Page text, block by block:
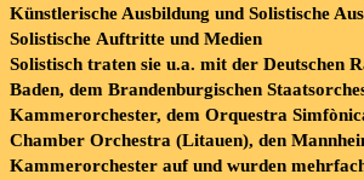
Künstlerische Ausbildung und Solistische
Solistische Auftritte und Medien
Solistisch traten sie u.a. mit der Deutschen
Baden, dem Brandenburgischen
Kammerorchester, dem Orquestra
Chamber Orchestra (Litauen), den
Kammerorchester auf und wurden